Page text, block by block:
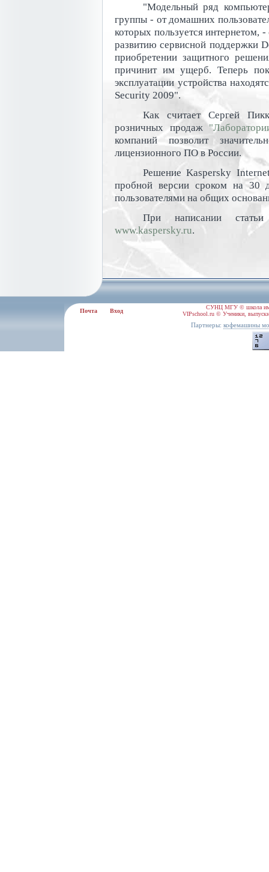
"Модельный ряд
группы - от домашних
которых пользуется
развитию сервисной поддержки
приобретении защитного
причинит им ущерб. Теперь
эксплуатации устройства
Security 2009".
Как считает Сергей
розничных продаж
компаний позволит
лицензионного ПО в России.
Решение Kaspersky
пробной версии сроком на 30
пользователями на общих
При написании
www.kaspersky.ru.
Почта Вход
СУНЦ МГУ © школа
VIPschool.ru © Ученики,
Партнеры: кофемашины